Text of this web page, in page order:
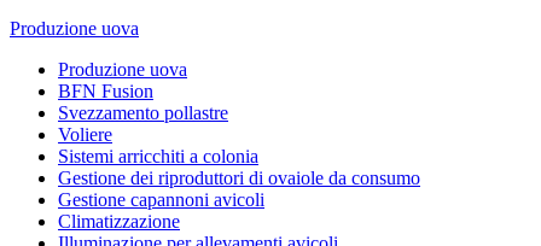
Produzione uova
Produzione uova
BFN Fusion
Svezzamento pollastre
Voliere
Sistemi arricchiti a colonia
Gestione dei riproduttori di ovaiole da consumo
Gestione capannoni avicoli
Climatizzazione